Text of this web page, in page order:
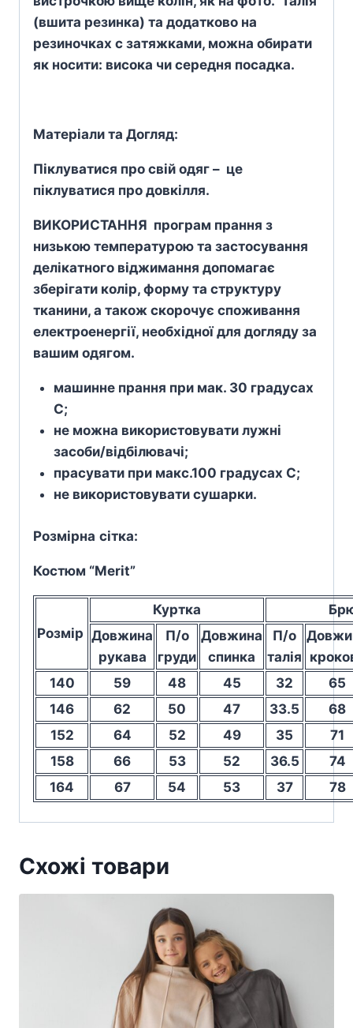
(вшита резинка) та додатково на
резиночках с затяжками, можна обирати
як носити: висока чи середня посадка.
Матеріали та Догляд:
Піклуватися про свій одяг – це
піклуватися про довкілля.
ВИКОРИСТАННЯ програм прання з
низькою температурою та застосування
делікатного віджимання допомагає
зберігати колір, форму та структуру
тканини, а також скорочує споживання
електроенергії, необхідної для догляду за
вашим одягом.
машинне прання при мак. 30 градусах
С;
не можна використовувати лужні
засоби/відбілювачі;
прасувати при макс.100 градусах С;
не використовувати сушарки.
Розмірна сітка:
Костюм “Merit”
Розмір
Куртка
Довжина
рукава
П/о
груди
Довжина
спинка
П/о
талія
140
59 48 45 32
65
146
62 50 47 33.5
68
152
64 52 49 35
71
158
66 53 52 36.5
74
164
67 54 53 37 78
Схожі товари